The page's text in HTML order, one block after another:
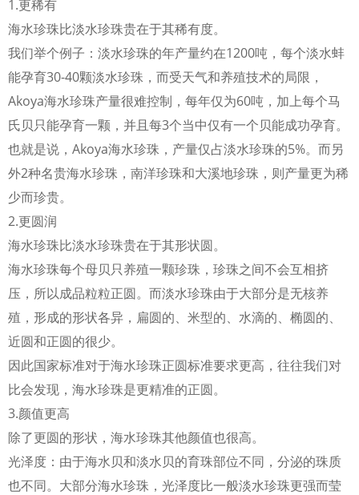
1.更稀有
海水珍珠比淡水珍珠贵在于其稀有度。
我们举个例子：淡水珍珠的年产量约在1200吨，每个淡水蚌
能孕育30-40颗淡水珍珠，而受天气和养殖技术的局限，
Akoya海水珍珠产量很难控制，每年仅为60吨，加上每个马
氏贝只能孕育一颗，并且每3个当中仅有一个贝能成功孕育。
也就是说，Akoya海水珍珠，产量仅占淡水珍珠的5%。而另
外2种名贵海水珍珠，南洋珍珠和大溪地珍珠，则产量更为稀
少而珍贵。
2.更圆润
海水珍珠比淡水珍珠贵在于其形状圆。
海水珍珠每个母贝只养殖一颗珍珠，珍珠之间不会互相挤
压，所以成品粒粒正圆。而淡水珍珠由于大部分是无核养
殖，形成的形状各异，扁圆的、米型的、水滴的、椭圆的、
近圆和正圆的很少。
因此国家标准对于海水珍珠正圆标准要求更高，往往我们对
比会发现，海水珍珠是更精准的正圆。
3.颜值更高
除了更圆的形状，海水珍珠其他颜值也很高。
光泽度：由于海水贝和淡水贝的育珠部位不同，分泌的珠质
也不同。大部分海水珍珠，光泽度比一般淡水珍珠更强而莹